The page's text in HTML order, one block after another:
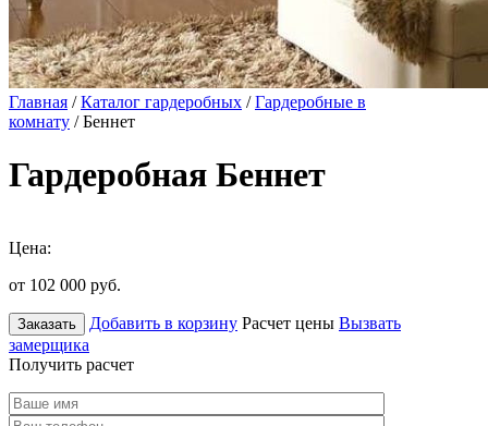
Главная /Каталог гардеробных /Гардеробные в
комнату / Беннет
Гардеробная Беннет
Цена:
от 102 000 руб.
Заказать Добавить в корзину Расчет цены Вызвать
замерщика
Получить расчет